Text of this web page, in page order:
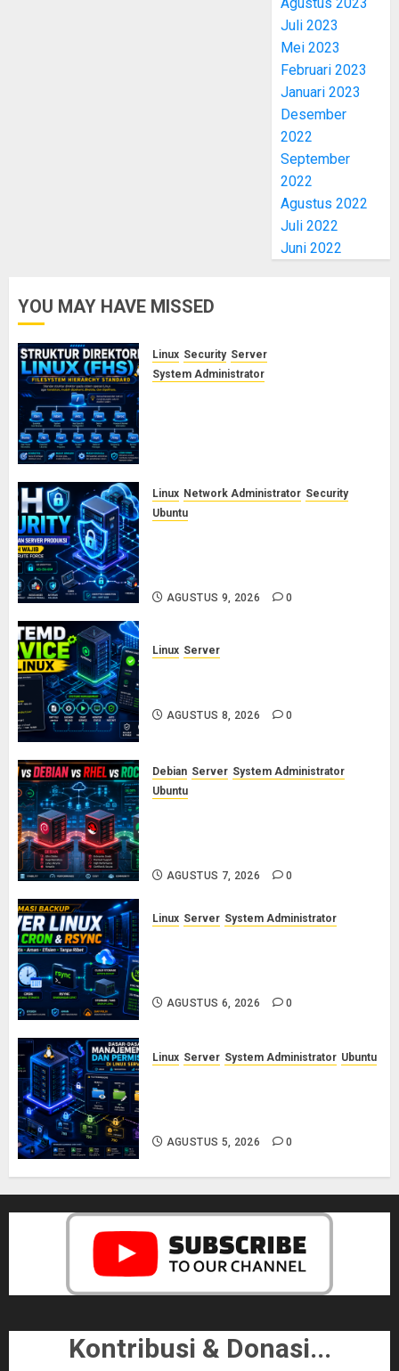
Juli 2023
Mei 2023
Februari 2023
Januari 2023
Desember
2022
September
2022
Agustus 2022
Juli 2022
Juni 2022
YOU MAY HAVE MISSED
Linux Security Server
System Administrator
Linux Network Administrator Security
Ubuntu
AGUSTUS 9, 2026 0
Linux Server
AGUSTUS 8, 2026 0
Debian Server System Administrator
Ubuntu
AGUSTUS 7, 2026 0
Linux Server System Administrator
AGUSTUS 6, 2026 0
Linux Server System Administrator Ubuntu
AGUSTUS 5, 2026 0
Kontribusi & Donasi...